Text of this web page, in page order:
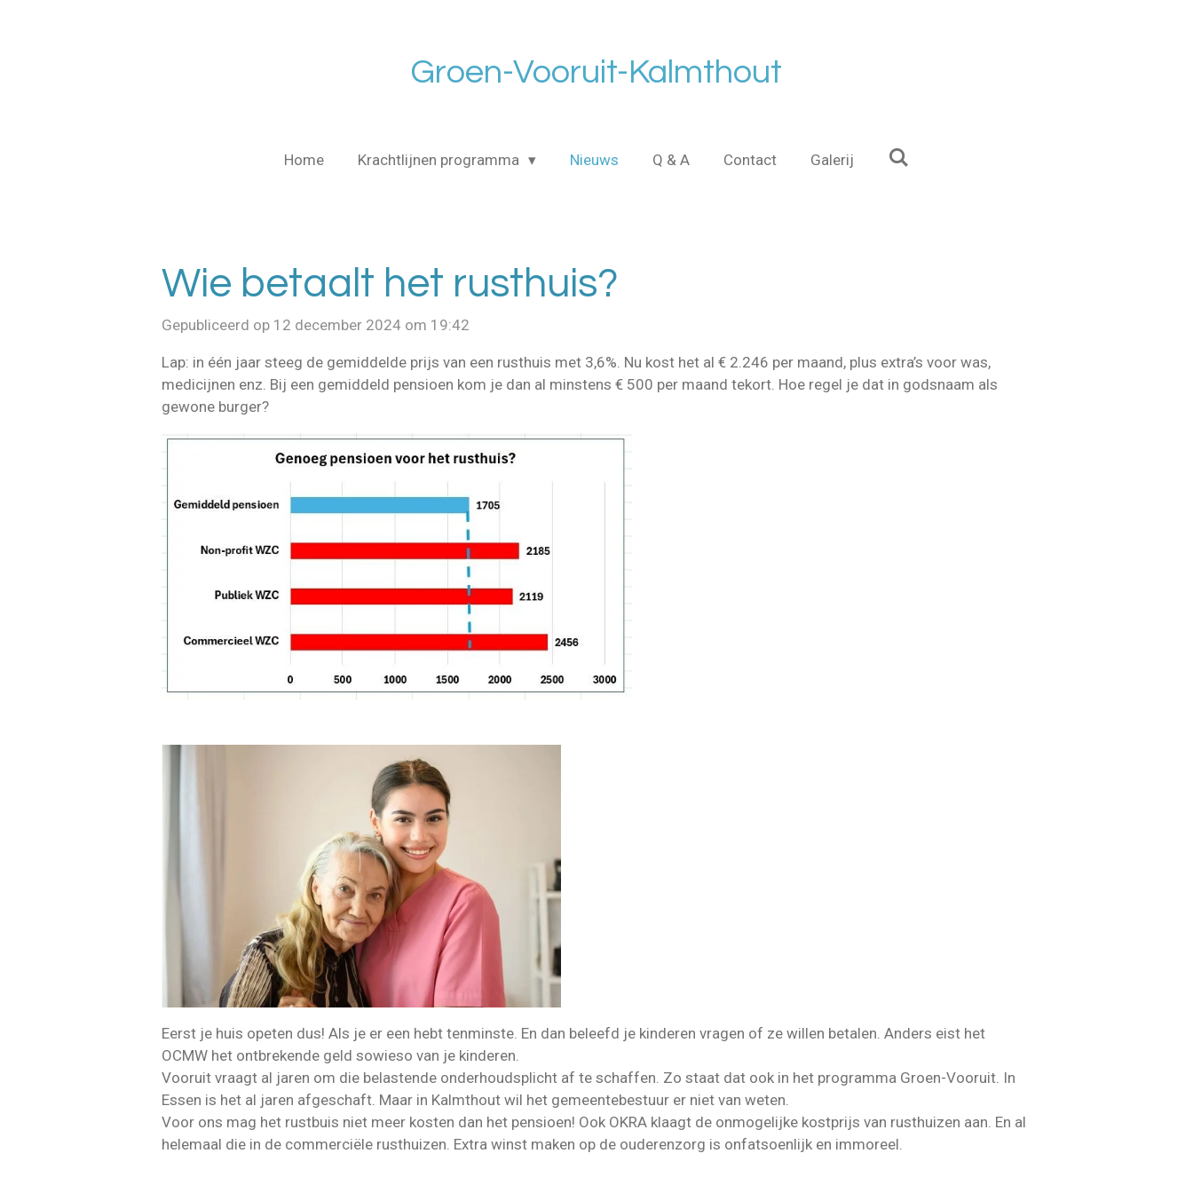
Groen-Vooruit-Kalmthout
Home Krachtlijnen programma Nieuws Q & A Contact Galerij
Wie betaalt het rusthuis?
Gepubliceerd op 12 december 2024 om 19:42
Lap: in één jaar steeg de gemiddelde prijs van een rusthuis met 3,6%. Nu kost het al € 2.246 per maand, plus extra’s voor was,
medicijnen enz. Bij een gemiddeld pensioen kom je dan al minstens € 500 per maand tekort. Hoe regel je dat in godsnaam als
gewone burger?
Eerst je huis opeten dus! Als je er een hebt tenminste. En dan beleefd je kinderen vragen of ze willen betalen. Anders eist het
OCMW het ontbrekende geld sowieso van je kinderen.
Vooruit vraagt al jaren om die belastende onderhoudsplicht af te schaffen. Zo staat dat ook in het programma Groen-Vooruit. In
Essen is het al jaren afgeschaft. Maar in Kalmthout wil het gemeentebestuur er niet van weten.
Voor ons mag het rustbuis niet meer kosten dan het pensioen! Ook OKRA klaagt de onmogelijke kostprijs van rusthuizen aan. En al
helemaal die in de commerciële rusthuizen. Extra winst maken op de ouderenzorg is onfatsoenlijk en immoreel.